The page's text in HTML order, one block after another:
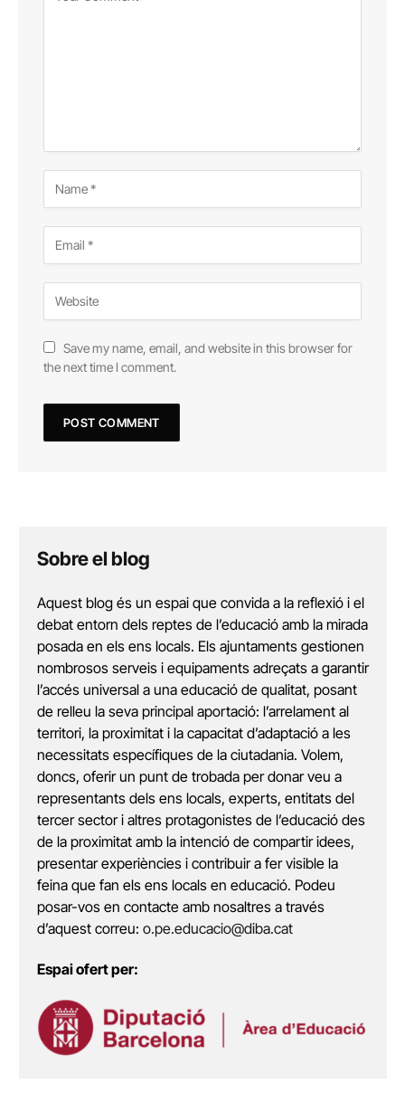
Save my name, email, and website in this browser for
the next time I comment.
Sobre el blog
Aquest blog és un espai que convida a la reflexió i el
debat entorn dels reptes de l’educació amb la mirada
posada en els ens locals. Els ajuntaments gestionen
nombrosos serveis i equipaments adreçats a garantir
l’accés universal a una educació de qualitat, posant
de relleu la seva principal aportació: l’arrelament al
territori, la proximitat i la capacitat d’adaptació a les
necessitats específiques de la ciutadania. Volem,
doncs, oferir un punt de trobada per donar veu a
representants dels ens locals, experts, entitats del
tercer sector i altres protagonistes de l’educació des
de la proximitat amb la intenció de compartir idees,
presentar experiències i contribuir a fer visible la
feina que fan els ens locals en educació. Podeu
posar-vos en contacte amb nosaltres a través
d’aquest correu: o.pe.educacio@diba.cat
Espai ofert per: